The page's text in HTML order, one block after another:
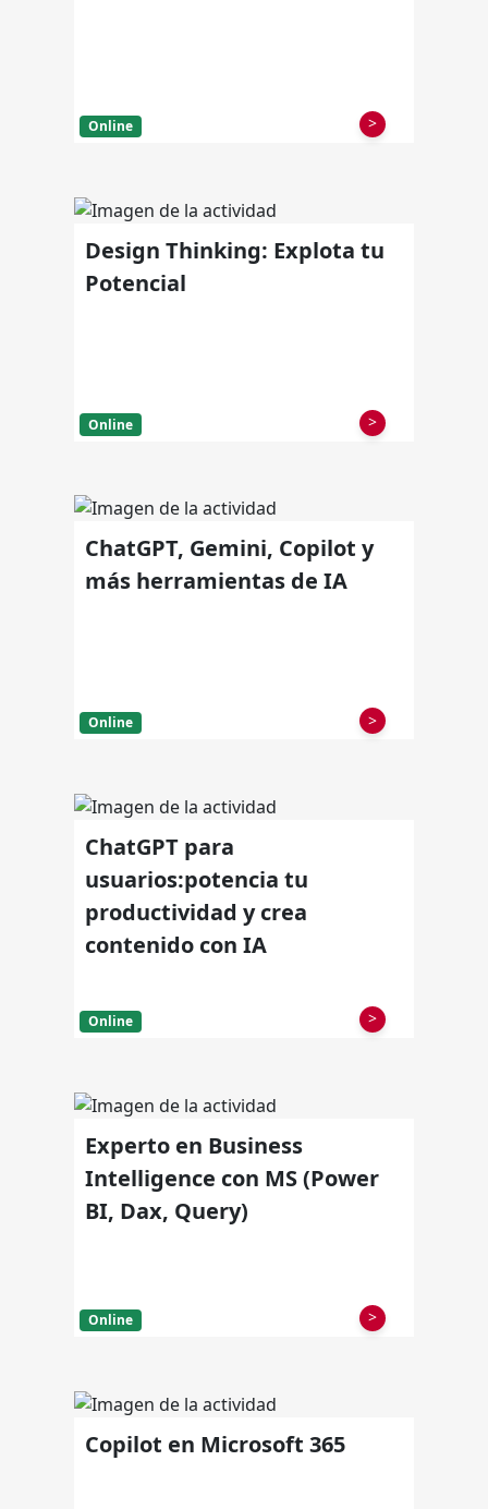
Online >
Design Thinking: Explota tu
Potencial
Online >
ChatGPT, Gemini, Copilot y
más herramientas de IA
Online >
ChatGPT para
usuarios:potencia tu
productividad y crea
contenido con IA
Online >
Experto en Business
Intelligence con MS (Power
BI, Dax, Query)
Online >
Copilot en Microsoft 365